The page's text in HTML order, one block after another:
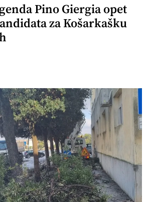
Pino Giergia opet
za Košarkašku